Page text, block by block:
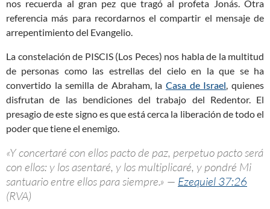
nos recuerda al gran pez que tragó al profeta Jonás. Otra
referencia más para recordarnos el compartir el mensaje de
arrepentimiento del Evangelio.
La constelación de PISCIS (Los Peces) nos habla de la multitud
de personas como las estrellas del cielo en la que se ha
convertido la semilla de Abraham, la Casa de Israel, quienes
disfrutan de las bendiciones del trabajo del Redentor. El
presagio de este signo es que está cerca la liberación de todo el
poder que tiene el enemigo.
«Y concertaré con ellos pacto de paz, perpetuo pacto será
con ellos: y los asentaré, y los multiplicaré, y pondré Mi
santuario entre ellos para siempre.» — Ezequiel 37:26
(RVA)